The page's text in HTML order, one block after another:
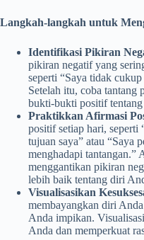
Langkah-langkah untuk
Identifikasi Pikiran
pikiran negatif yang
seperti “Saya tidak
Setelah itu, coba tantang
bukti-bukti positif
Praktikkan Afirmasi
positif setiap hari, seperti
tujuan saya” atau “Saya
menghadapi tantangan.”
menggantikan pikiran
lebih baik tentang diri
Visualisasikan
membayangkan diri
Anda impikan.
Anda dan memperkuat